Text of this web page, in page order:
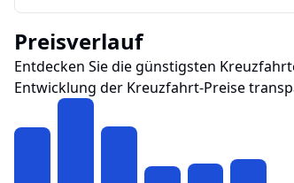
Preisverlauf
Entdecken Sie die günstigsten
Entwicklung der Kreuzfahrt-Preise